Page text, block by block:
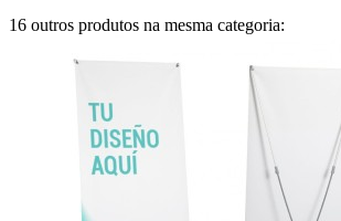
16 outros produtos na mesma categoria: